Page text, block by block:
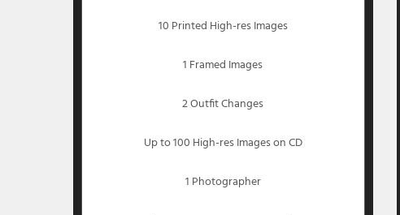
10 Printed High-res Images
1 Framed Images
2 Outfit Changes
Up to 100 High-res Images on CD
1 Photographer